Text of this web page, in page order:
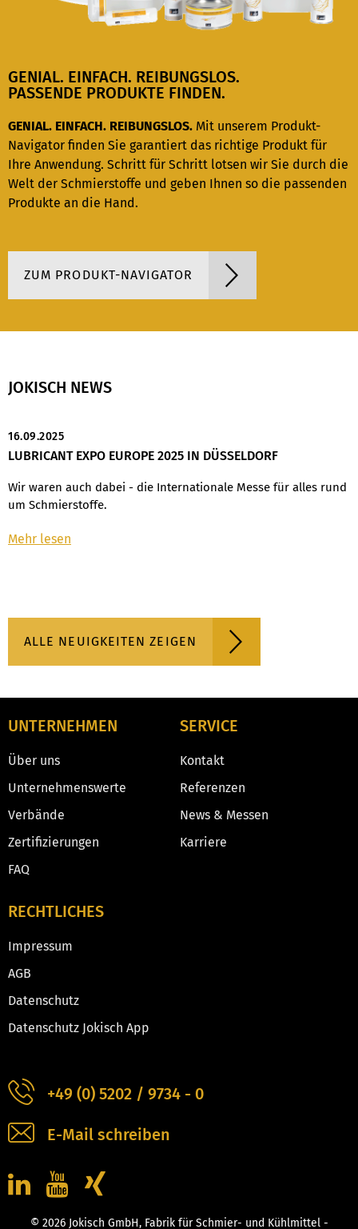
GENIAL. EINFACH. REIBUNGSLOS.
PASSENDE PRODUKTE FINDEN.
GENIAL. EINFACH. REIBUNGSLOS. Mit unserem Produkt-
Navigator finden Sie garantiert das richtige Produkt für
Ihre Anwendung. Schritt für Schritt lotsen wir Sie durch die
Welt der Schmierstoffe und geben Ihnen so die passenden
Produkte an die Hand.
ZUM PRODUKT-NAVIGATOR
JOKISCH NEWS
16.09.2025
LUBRICANT EXPO EUROPE 2025 IN DÜSSELDORF
Wir waren auch dabei - die Internationale Messe für alles rund
um Schmierstoffe.
Mehr lesen
ALLE NEUIGKEITEN ZEIGEN
UNTERNEHMEN
Über uns
Unternehmenswerte
Verbände
Zertifizierungen
FAQ
SERVICE
Kontakt
Referenzen
News & Messen
Karriere
RECHTLICHES
Impressum
AGB
Datenschutz
Datenschutz Jokisch App
+49 (0) 5202 / 9734 - 0
E-Mail schreiben
© 2026 Jokisch GmbH, Fabrik für Schmier- und Kühlmittel -